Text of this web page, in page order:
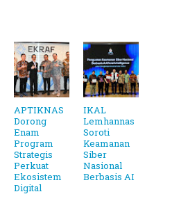
APTIKNAS
Dorong
Enam
Program
Strategis
Perkuat
Ekosistem
Digital
IKAL
Lemhannas
Soroti
Keamanan
Siber
Nasional
Berbasis AI